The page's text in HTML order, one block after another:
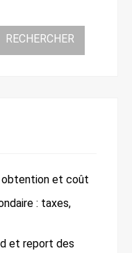
RECHERCHER
obtention et coût
: taxes,
et report des